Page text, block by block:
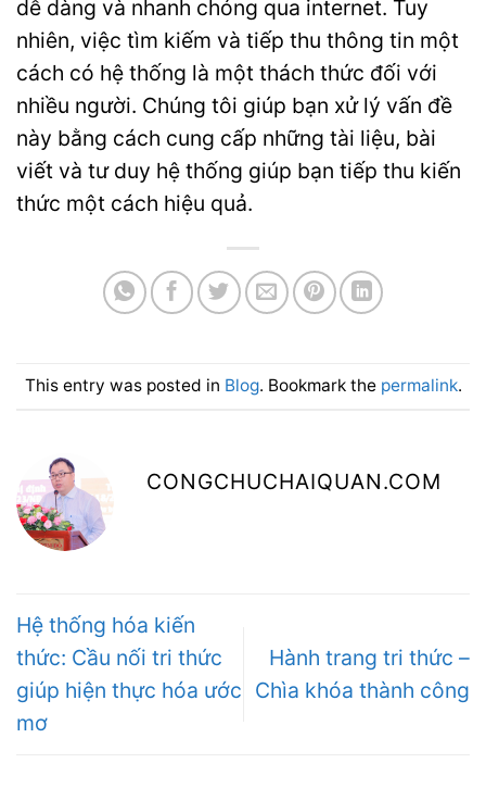
dễ dàng và nhanh chóng qua internet. Tuy
nhiên, việc tìm kiếm và tiếp thu thông tin một
cách có hệ thống là một thách thức đối với
nhiều người. Chúng tôi giúp bạn xử lý vấn đề
này bằng cách cung cấp những tài liệu, bài
viết và tư duy hệ thống giúp bạn tiếp thu kiến
thức một cách hiệu quả.
This entry was posted in Blog. Bookmark the permalink.
CONGCHUCHAIQUAN.COM
Hệ thống hóa kiến
thức: Cầu nối tri thức
giúp hiện thực hóa ước
mơ
Hành trang tri thức –
Chìa khóa thành công